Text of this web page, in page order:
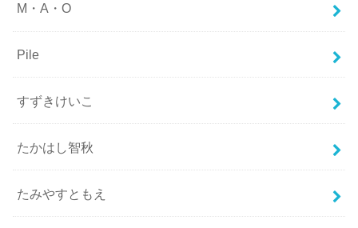
M・A・O
Pile
すずきけいこ
たかはし智秋
たみやすともえ